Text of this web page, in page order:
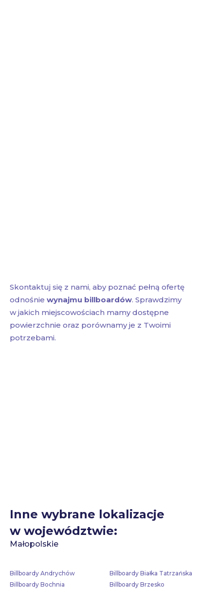
Skontaktuj się z nami, aby poznać pełną ofertę
odnośnie wynajmu billboardów. Sprawdzimy
w jakich miejscowościach mamy dostępne
powierzchnie oraz porównamy je z Twoimi
potrzebami.
Inne wybrane lokalizacje
w województwie:
Małopolskie
Billboardy Andrychów
Billboardy Białka Tatrzańska
Billboardy Bochnia
Billboardy Brzesko